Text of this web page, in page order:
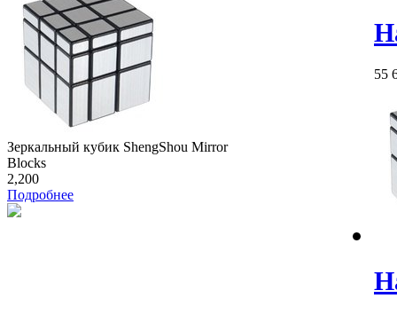
Зеркальный кубик ShengShou Mirror
Blocks
2,200
Подробнее
55